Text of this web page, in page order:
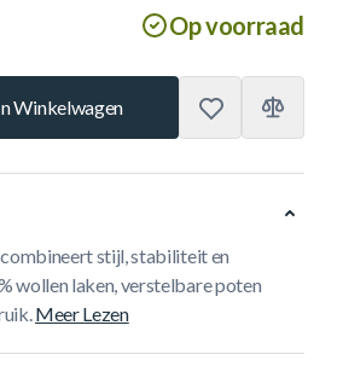
Op voorraad
Winkelwagen
combineert stijl, stabiliteit en
wollen laken, verstelbare poten
Meer Lezen